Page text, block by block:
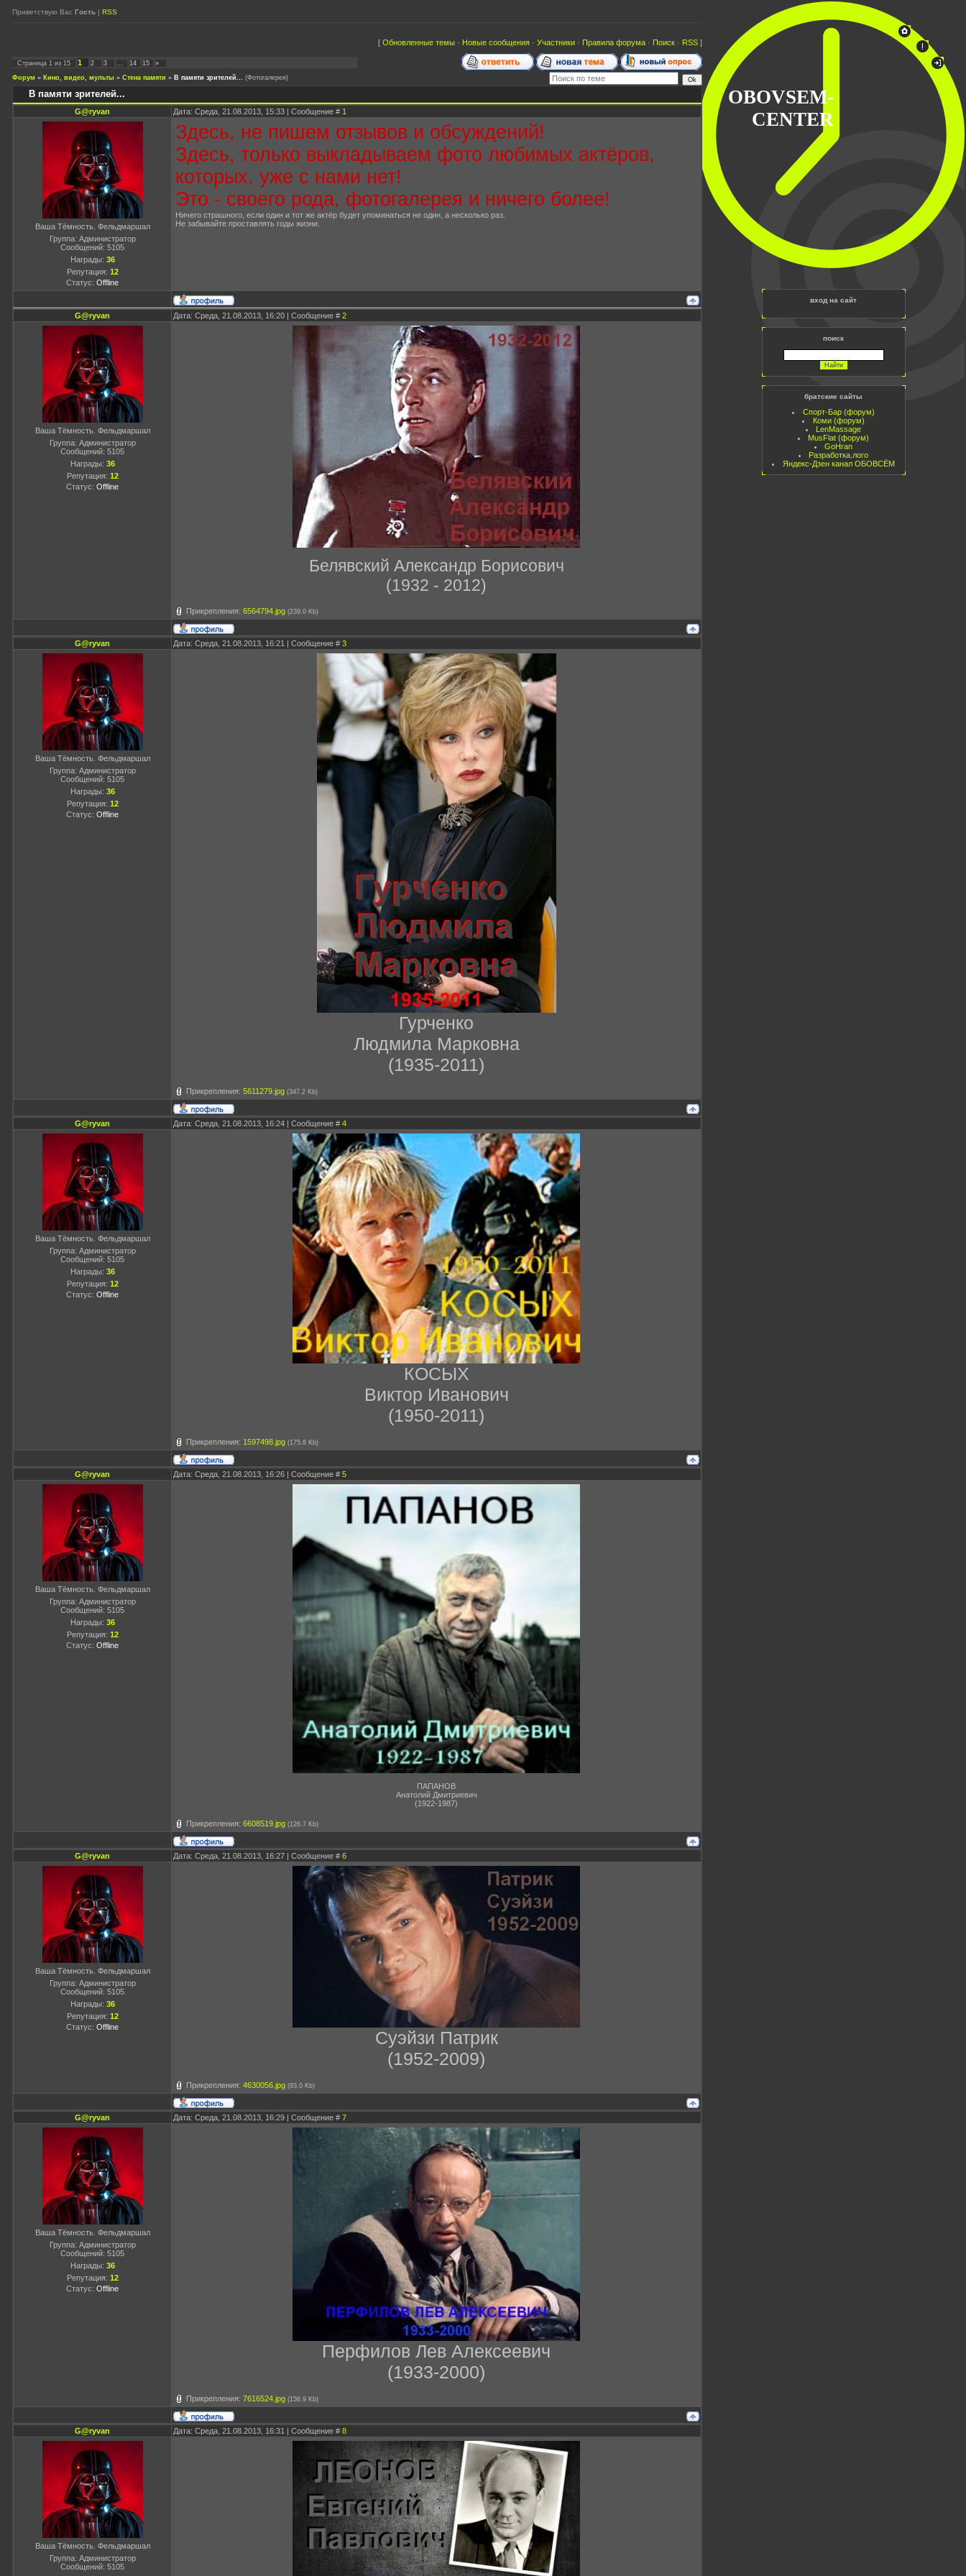
Приветствую Вас Гость | RSS
[ Обновленные темы · Новые сообщения · Участники · Правила форума · Поиск · RSS ]
Страница 1 из 15 1 2 3 … 14 15
»
Форум » Кино, видео, мульты » Стена памяти » В памяти зрителей... (Фотогалерея)
В памяти зрителей...
G@ryvan Дата: Среда, 21.08.2013, 15:33 | Сообщение # 1
Ваша Тёмность. Фельдмаршал
Группа: Администратор
Сообщений: 5105
Награды: 36
Репутация: 12
Статус: Offline
Здесь, не пишем отзывов и обсуждений!
Здесь, только выкладываем фото любимых актёров,
которых, уже с нами нет!
Это - своего рода, фотогалерея и ничего более!
Ничего страшного, если один и тот же актёр будет упоминаться не один, а несколько раз.
Не забывайте проставлять годы жизни.
G@ryvan Дата: Среда, 21.08.2013, 16:20 | Сообщение # 2
Ваша Тёмность. Фельдмаршал
Группа: Администратор
Сообщений: 5105
Награды: 36
Репутация: 12
Статус: Offline
Белявский Александр Борисович
(1932 - 2012)
Прикрепления: 6564794.jpg (239.0 Kb)
G@ryvan Дата: Среда, 21.08.2013, 16:21 | Сообщение # 3
Ваша Тёмность. Фельдмаршал
Группа: Администратор
Сообщений: 5105
Награды: 36
Репутация: 12
Статус: Offline
Гурченко
Людмила Марковна
(1935-2011)
Прикрепления: 5611279.jpg (347.2 Kb)
G@ryvan Дата: Среда, 21.08.2013, 16:24 | Сообщение # 4
Ваша Тёмность. Фельдмаршал
Группа: Администратор
Сообщений: 5105
Награды: 36
Репутация: 12
Статус: Offline
КОСЫХ
Виктор Иванович
(1950-2011)
Прикрепления: 1597498.jpg (175.8 Kb)
G@ryvan Дата: Среда, 21.08.2013, 16:26 | Сообщение # 5
Ваша Тёмность. Фельдмаршал
Группа: Администратор
Сообщений: 5105
Награды: 36
Репутация: 12
Статус: Offline
ПАПАНОВ
Анатолий Дмитриевич
(1922-1987)
Прикрепления: 6608519.jpg (126.7 Kb)
G@ryvan Дата: Среда, 21.08.2013, 16:27 | Сообщение # 6
Ваша Тёмность. Фельдмаршал
Группа: Администратор
Сообщений: 5105
Награды: 36
Репутация: 12
Статус: Offline
Суэйзи Патрик
(1952-2009)
Прикрепления: 4630056.jpg (93.0 Kb)
G@ryvan Дата: Среда, 21.08.2013, 16:29 | Сообщение # 7
Ваша Тёмность. Фельдмаршал
Группа: Администратор
Сообщений: 5105
Награды: 36
Репутация: 12
Статус: Offline
Перфилов Лев Алексеевич
(1933-2000)
Прикрепления: 7616524.jpg (156.9 Kb)
G@ryvan Дата: Среда, 21.08.2013, 16:31 | Сообщение # 8
Ваша Тёмность. Фельдмаршал
Группа: Администратор
Сообщений: 5105
OBOVSEM-
CENTER
вход на сайт
поиск
братские сайты
Спорт-Бар (форум)
Коми (форум)
LenMassage
MusFlat (форум)
GoHran
Разработка.лого
Яндекс-Дзен канал ОБОВСЁМ